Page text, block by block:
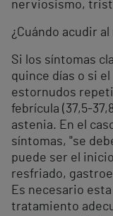
nerviosismo,
¿Cuándo acudir
Si los síntomas
quince días o si
estornudos
febrícula (37,5-
astenia. En el
síntomas, "se
puede ser el
resfriado,
Es necesario
tratamiento